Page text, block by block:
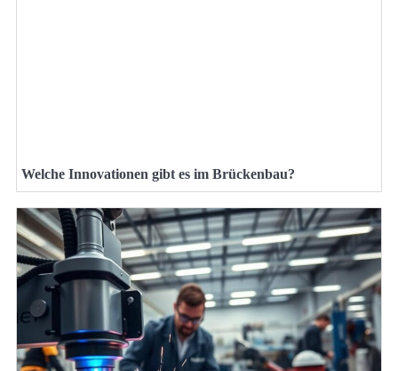
Welche Innovationen gibt es im Brückenbau?